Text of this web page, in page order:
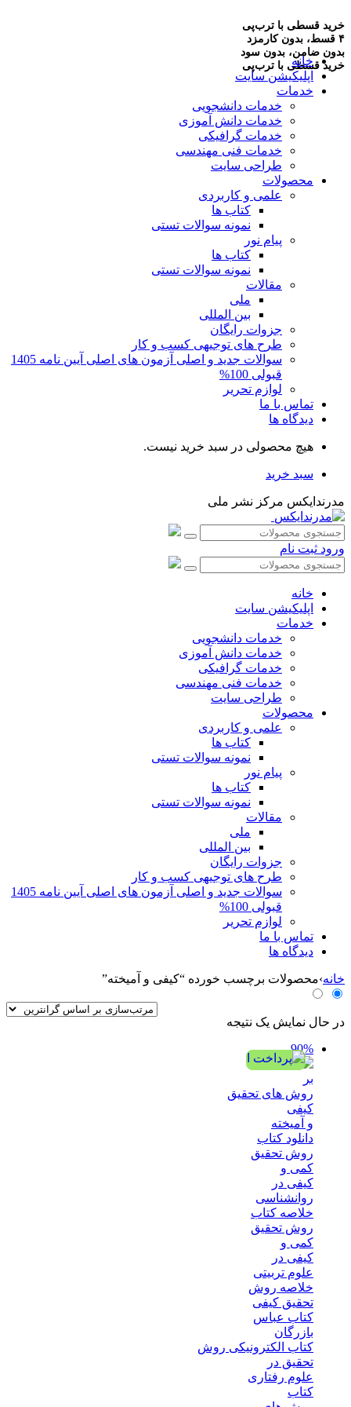
خرید قسطی با ترب‌پی
۴ قسط، بدون کارمزد
بدون ضامن، بدون سود
خرید قسطی با ترب‌پی
خانه
اپلیکیشن سایت
خدمات
خدمات دانشجویی
خدمات دانش آموزی
خدمات گرافیکی
خدمات فنی مهندسی
طراحی سایت
محصولات
علمی و کاربردی
کتاب ها
نمونه سوالات تستی
پیام نور
کتاب ها
نمونه سوالات تستی
مقالات
ملی
بین المللی
جزوات رایگان
طرح های توجیهی کسب و کار
سوالات جدید و اصلی آزمون های اصلی آیین نامه 1405
قبولی 100%
لوازم تحریر
تماس با ما
دیدگاه ها
هیچ محصولی در سبد خرید نیست.
سبد خرید
مدرندایکس مرکز نشر ملی
ورود ثبت نام
خانه
اپلیکیشن سایت
خدمات
خدمات دانشجویی
خدمات دانش آموزی
خدمات گرافیکی
خدمات فنی مهندسی
طراحی سایت
محصولات
علمی و کاربردی
کتاب ها
نمونه سوالات تستی
پیام نور
کتاب ها
نمونه سوالات تستی
مقالات
ملی
بین المللی
جزوات رایگان
طرح های توجیهی کسب و کار
سوالات جدید و اصلی آزمون های اصلی آیین نامه 1405
قبولی 100%
لوازم تحریر
تماس با ما
دیدگاه ها
خانه›محصولات برچسب خورده “کیفی و آمیخته”
در حال نمایش یک نتیجه
90%